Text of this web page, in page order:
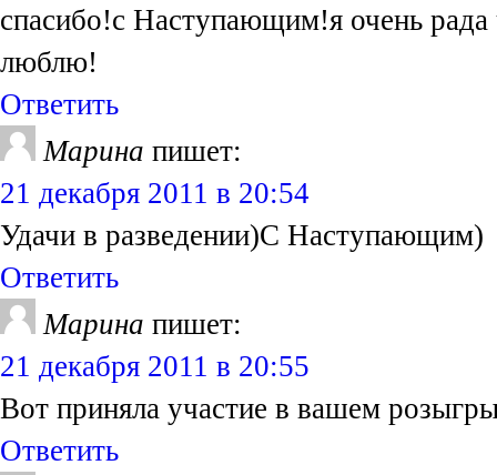
спасибо!с Наступающим!я очень рада
люблю!
Ответить
Марина пишет:
21 декабря 2011 в 20:54
Удачи в разведении)С Наступающим)
Ответить
Марина пишет:
21 декабря 2011 в 20:55
Вот приняла участие в вашем
Ответить